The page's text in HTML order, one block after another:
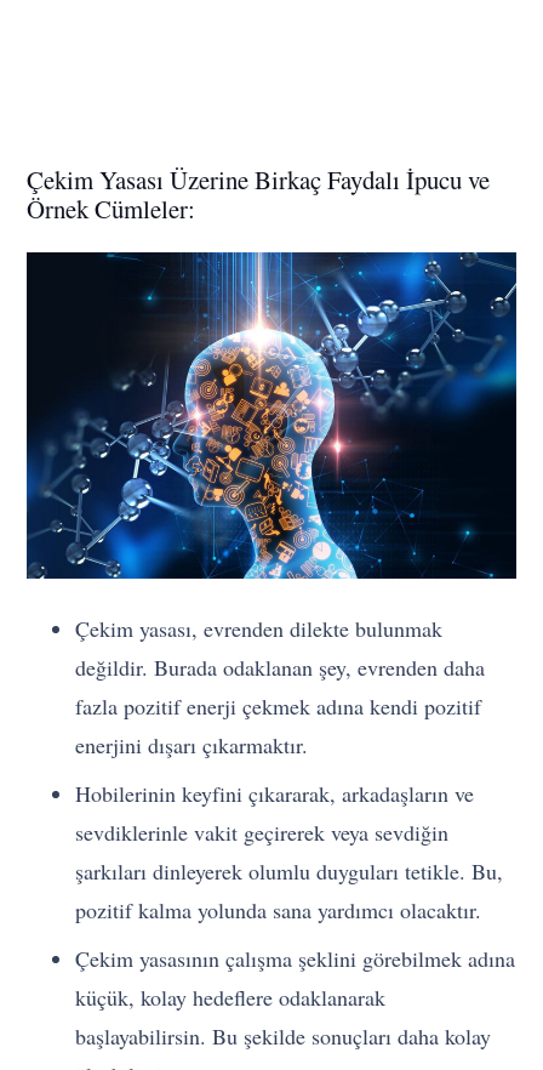
Çekim Yasası Üzerine Birkaç Faydalı İpucu ve
Örnek Cümleler:
Çekim yasası, evrenden dilekte bulunmak
değildir. Burada odaklanan şey, evrenden daha
fazla pozitif enerji çekmek adına kendi pozitif
enerjini dışarı çıkarmaktır.
Hobilerinin keyfini çıkararak, arkadaşların ve
sevdiklerinle vakit geçirerek veya sevdiğin
şarkıları dinleyerek olumlu duyguları tetikle. Bu,
pozitif kalma yolunda sana yardımcı olacaktır.
Çekim yasasının çalışma şeklini görebilmek adına
küçük, kolay hedeflere odaklanarak
başlayabilirsin. Bu şekilde sonuçları daha kolay